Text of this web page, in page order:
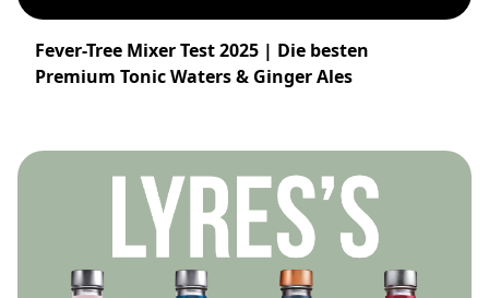
Fever-Tree Mixer Test 2025 | Die besten
Premium Tonic Waters & Ginger Ales